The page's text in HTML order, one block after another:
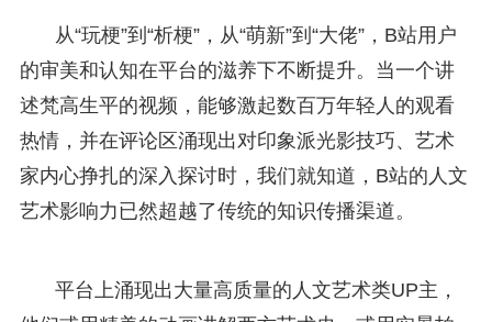
从“玩梗”到“析梗”，从“萌新”到“大佬”，B站用户
的审美和认知在平台的滋养下不断提升。当一个讲
述梵高生平的视频，能够激起数百万年轻人的观看
热情，并在评论区涌现出对印象派光影技巧、艺术
家内心挣扎的深入探讨时，我们就知道，B站的人文
艺术影响力已然超越了传统的知识传播渠道。
平台上涌现出大量高质量的人文艺术类UP主，